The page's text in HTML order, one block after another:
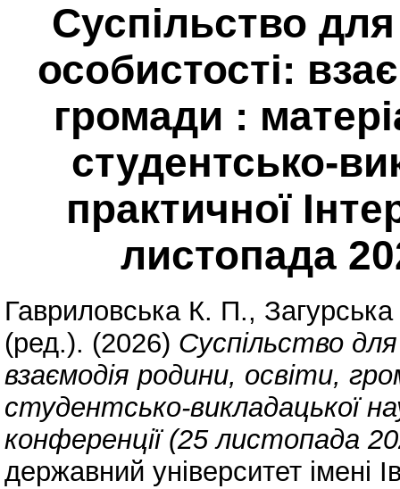
Суспільство
особистості:
громади :
студентсько-
практичної
листопада
Гавриловська К. П.,
(ред.). (2026) Суспільство
взаємодія родини, освіти,
студентсько-викладацької
конференції (25 листопада
державний університет імені